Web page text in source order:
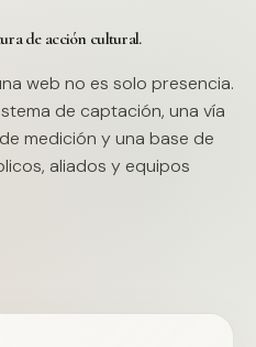
de acción cultural.
web no es solo presencia.
de captación, una vía
medición y una base de
aliados y equipos